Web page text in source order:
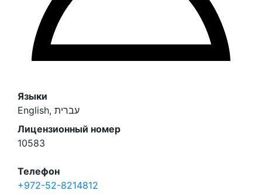
Языки
English, עברית
Лицензионный номер
10583
Телефон
+972-52-8214812